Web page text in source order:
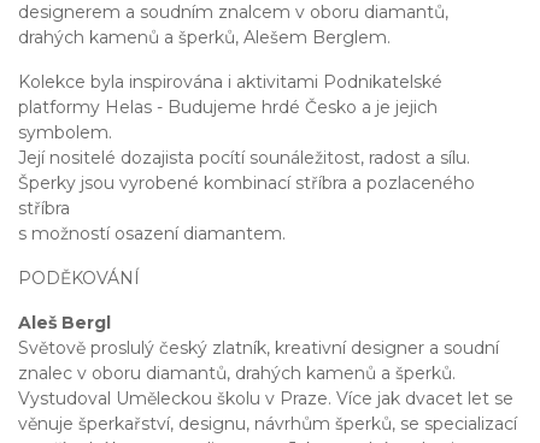
designerem a soudním znalcem v oboru diamantů,
drahých kamenů a šperků, Alešem Berglem.
Kolekce byla inspirována i aktivitami Podnikatelské
platformy Helas - Budujeme hrdé Česko a je jejich
symbolem.
Její nositelé dozajista pocítí sounáležitost, radost a sílu.
Šperky jsou vyrobené kombinací stříbra a pozlaceného
stříbra
s možností osazení diamantem.
PODĚKOVÁNÍ
Aleš Bergl
Světově proslulý český zlatník, kreativní designer a soudní
znalec v oboru diamantů, drahých kamenů a šperků.
Vystudoval Uměleckou školu v Praze. Více jak dvacet let se
věnuje šperkařství, designu, návrhům šperků, se specializací